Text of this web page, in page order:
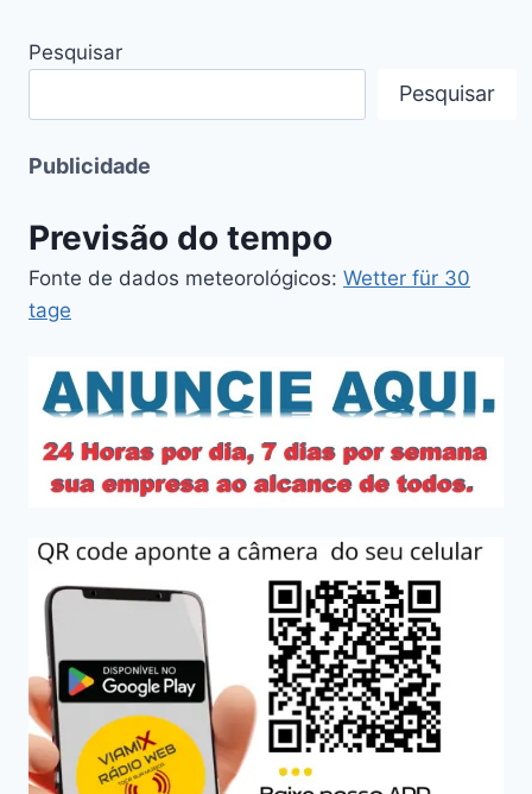
Pesquisar
Pesquisar
Publicidade
Previsão do tempo
Fonte de dados meteorológicos: Wetter für 30
tage